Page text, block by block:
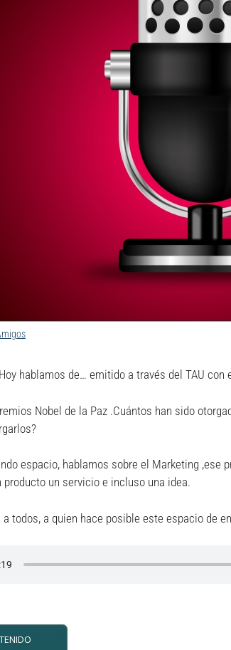
hablamos de… emitido a través del TAU
Nobel de la Paz .Cuántos han sido
espacio, hablamos sobre el Marketing ,ese
producto un servicio e incluso una idea.
todos, a quien hace posible este espacio de